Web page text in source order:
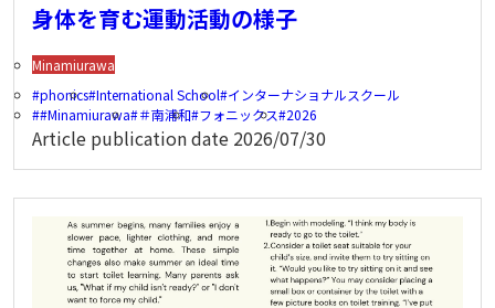
身体を育む運動活動の様子
Minamiurawa
phonics International School インターナショナルスクール
#Minamiurawa ＃南浦和 フォニックス 2026
Article publication date 2026/07/30